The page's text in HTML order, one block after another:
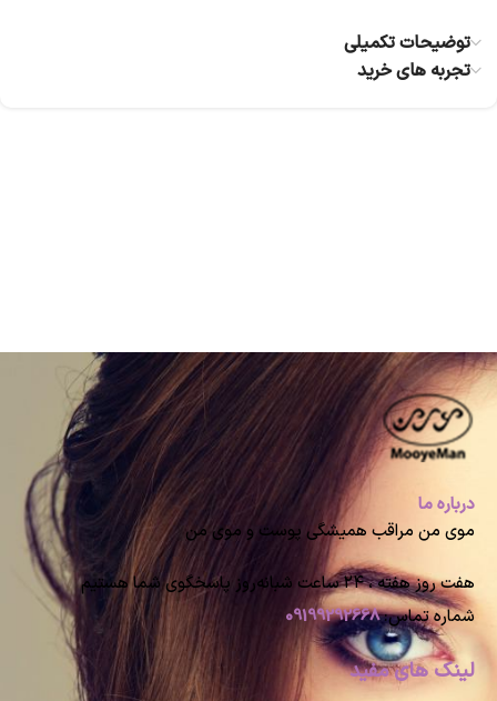
توضیحات تکمیلی
تجربه های خرید
درباره ما
موی من مراقب همیشگی پوست و موی من
هفت روز هفته ، ۲۴ ساعت شبانه‌روز پاسخگوی شما هستیم
شماره تماس:09199292668
لینک های مفید